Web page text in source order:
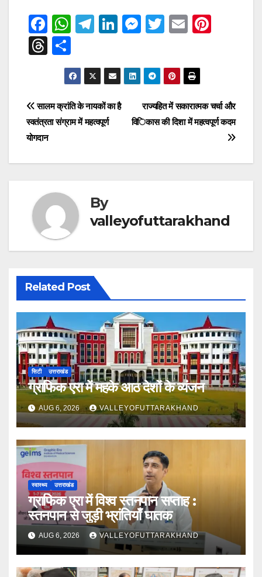
F
a
c
b
o
o
W
s
A
p
T
gr
a
m
Li
e
dI
M
e
n
g
T
er
E
st
T
hr
a
d
s
h
ar
e
Post
navigation
राज्यहित में सकारात्मक चर्चा और
विकास की दिशा में महत्वपूर्ण कदम
सालम क्रांति के नायकों का है
स्वतंत्रता संग्राम में महत्वपूर्ण
योगदान
By
valleyofuttarakhand
Related Post
सिटी उत्तराखंड
ग्राफिक एरा में महके आठ देशों के व्यंजन
AUG 6, 2026 VALLEYOFUTTARAKHAND
स्वास्थ्य उत्तराखंड
ग्राफिक एरा में विश्व स्तनपान सप्ताह :
स्तनपान से जुड़ी भ्रांतियाँ घातक
AUG 6, 2026 VALLEYOFUTTARAKHAND